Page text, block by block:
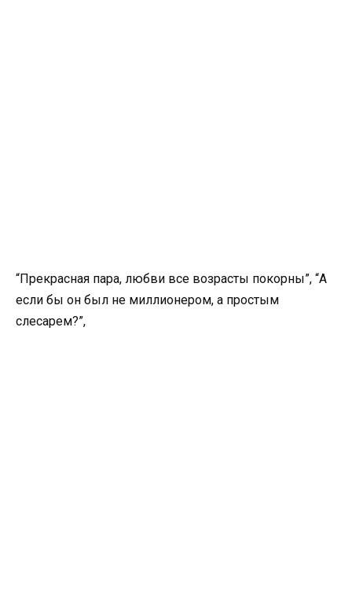
“Прекрасная пара, любви все возрасты покорны”, “А
если бы он был не миллионером, а простым
слесарем?”,